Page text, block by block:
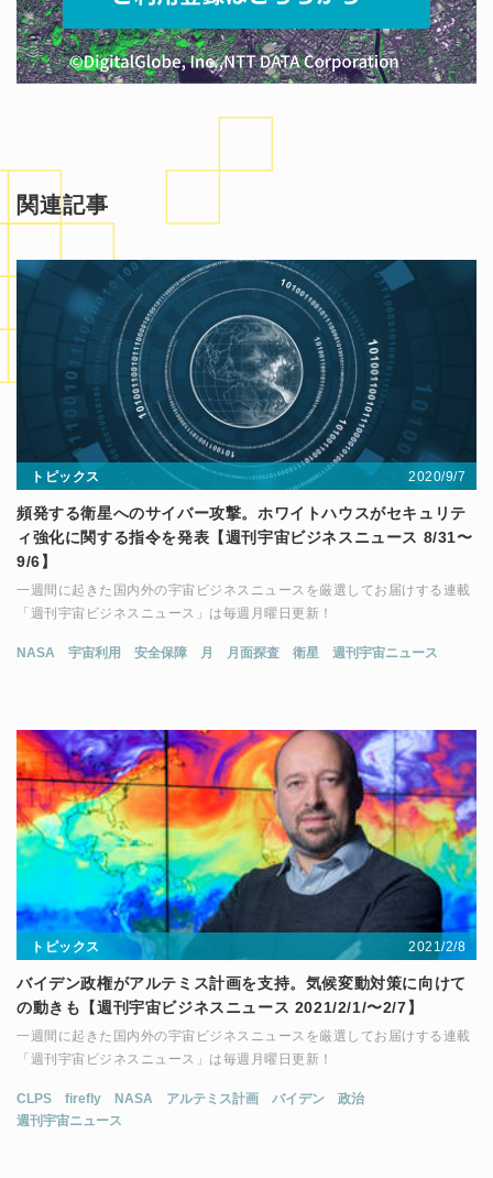
関連記事
トピックス 2020/9/7
頻発する衛星へのサイバー攻撃。ホワイトハウスがセキュリテ
ィ強化に関する指令を発表【週刊宇宙ビジネスニュース 8/31〜
9/6】
一週間に起きた国内外の宇宙ビジネスニュースを厳選してお届けする連載
「週刊宇宙ビジネスニュース」は毎週月曜日更新！
NASA 宇宙利用 安全保障 月 月面探査 衛星 週刊宇宙ニュース
トピックス 2021/2/8
バイデン政権がアルテミス計画を支持。気候変動対策に向けて
の動きも【週刊宇宙ビジネスニュース 2021/2/1/〜2/7】
一週間に起きた国内外の宇宙ビジネスニュースを厳選してお届けする連載
「週刊宇宙ビジネスニュース」は毎週月曜日更新！
CLPS firefly NASA アルテミス計画 バイデン
政治
週刊宇宙ニュース